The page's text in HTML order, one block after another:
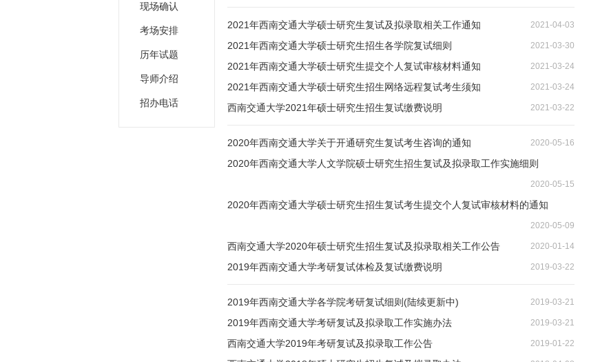
现场确认
考场安排
历年试题
导师介绍
招办电话
2021年西南交通大学硕士研究生复试及拟录取相关工作通知 2021-04-03
2021年西南交通大学硕士研究生招生各学院复试细则 2021-03-30
2021年西南交通大学硕士研究生提交个人复试审核材料通知 2021-03-24
2021年西南交通大学硕士研究生招生网络远程复试考生须知 2021-03-24
西南交通大学2021年硕士研究生招生复试缴费说明 2021-03-22
2020年西南交通大学关于开通研究生复试考生咨询的通知 2020-05-16
2020年西南交通大学人文学院硕士研究生招生复试及拟录取工作实施细则
2020-05-15
2020年西南交通大学硕士研究生招生复试考生提交个人复试审核材料的通知
2020-05-09
西南交通大学2020年硕士研究生招生复试及拟录取相关工作公告 2020-01-14
2019年西南交通大学考研复试体检及复试缴费说明 2019-03-22
2019年西南交通大学各学院考研复试细则(陆续更新中) 2019-03-21
2019年西南交通大学考研复试及拟录取工作实施办法 2019-03-21
西南交通大学2019年考研复试及拟录取工作公告 2019-01-22